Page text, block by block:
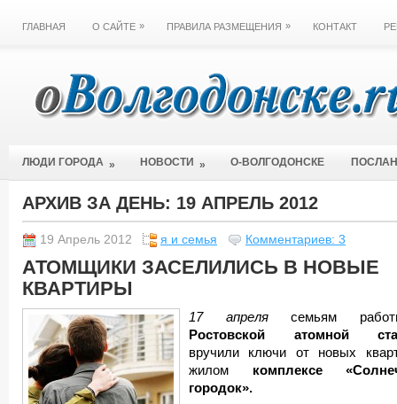
ГЛАВНАЯ О САЙТЕ » ПРАВИЛА РАЗМЕЩЕНИЯ » КОНТАКТ
ЛЮДИ ГОРОДА » НОВОСТИ » О-ВОЛГОДОНСКЕ
АРХИВ ЗА ДЕНЬ: 19 АПРЕЛЬ 2012
19 Апрель 2012 я и семья Комментариев: 3
АТОМЩИКИ ЗАСЕЛИЛИСЬ В НОВЫЕ
КВАРТИРЫ
17 апрелясемьям
Ростовской атомной
вручили ключи от новых
жилом комплексе
городок».